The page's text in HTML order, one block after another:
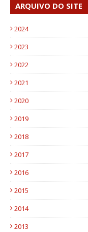
ARQUIVO DO SITE
2024
2023
2022
2021
2020
2019
2018
2017
2016
2015
2014
2013